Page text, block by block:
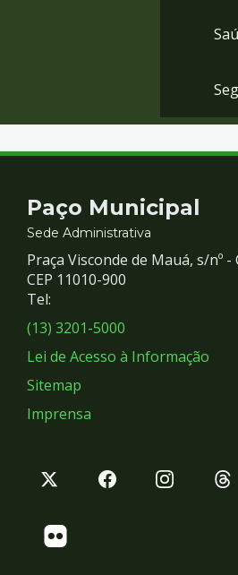
Contato
e
Redes
Sociais
Paço Municipal
Sede Administrativa
Praça Visconde de Mauá, s/nº
CEP 11010-900
Tel:
(13) 3201-5000
Lei de Acesso à Informação
Sitemap
Imprensa